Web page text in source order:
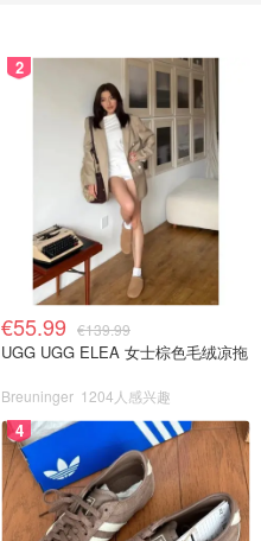
2
€55.99 €139.99
UGG UGG ELEA 女士棕色毛绒凉拖
Breuninger 1204人感兴趣
4